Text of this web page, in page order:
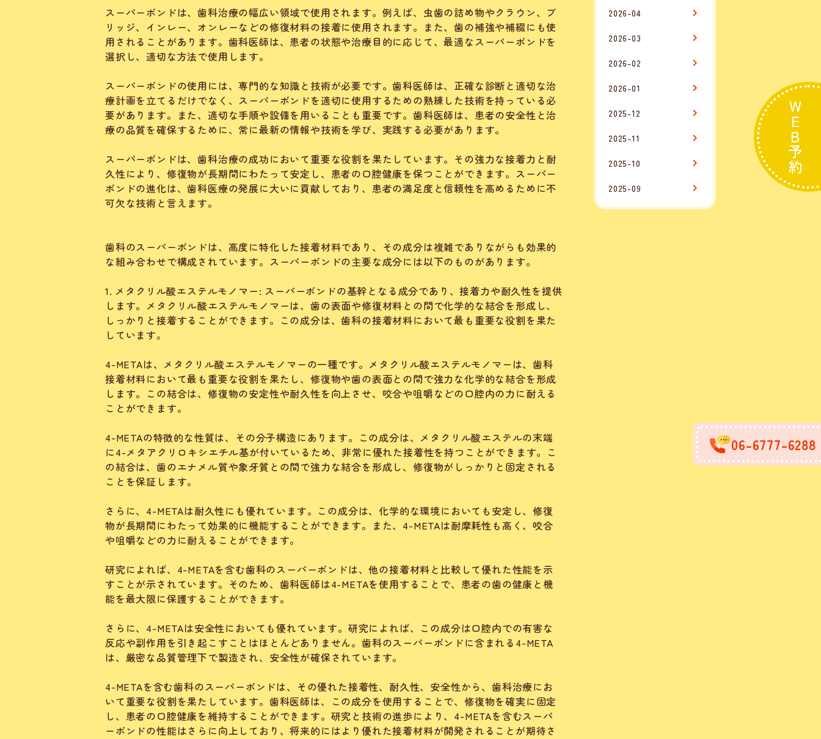
WEB予約
06-6777-6288
スーパーボンドは、歯科治療の幅広い領域で使用されます。例えば、虫歯の詰め物やクラウン、ブ
リッジ、インレー、オンレーなどの修復材料の接着に使用されます。また、歯の補強や補綴にも使
用されることがあります。歯科医師は、患者の状態や治療目的に応じて、最適なスーパーボンドを
選択し、適切な方法で使用します。
スーパーボンドの使用には、専門的な知識と技術が必要です。歯科医師は、正確な診断と適切な治
療計画を立てるだけでなく、スーパーボンドを適切に使用するための熟練した技術を持っている必
要があります。また、適切な手順や設備を用いることも重要です。歯科医師は、患者の安全性と治
療の品質を確保するために、常に最新の情報や技術を学び、実践する必要があります。
スーパーボンドは、歯科治療の成功において重要な役割を果たしています。その強力な接着力と耐
久性により、修復物が長期間にわたって安定し、患者の口腔健康を保つことができます。スーパー
ボンドの進化は、歯科医療の発展に大いに貢献しており、患者の満足度と信頼性を高めるために不
可欠な技術と言えます。
歯科のスーパーボンドは、高度に特化した接着材料であり、その成分は複雑でありながらも効果的
な組み合わせで構成されています。スーパーボンドの主要な成分には以下のものがあります。
1. メタクリル酸エステルモノマー: スーパーボンドの基幹となる成分であり、接着力や耐久性を提供
します。メタクリル酸エステルモノマーは、歯の表面や修復材料との間で化学的な結合を形成し、
しっかりと接着することができます。この成分は、歯科の接着材料において最も重要な役割を果た
しています。
4-METAは、メタクリル酸エステルモノマーの一種です。メタクリル酸エステルモノマーは、歯科
接着材料において最も重要な役割を果たし、修復物や歯の表面との間で強力な化学的な結合を形成
します。この結合は、修復物の安定性や耐久性を向上させ、咬合や咀嚼などの口腔内の力に耐える
ことができます。
4-METAの特徴的な性質は、その分子構造にあります。この成分は、メタクリル酸エステルの末端
に4-メタアクリロキシエチル基が付いているため、非常に優れた接着性を持つことができます。こ
の結合は、歯のエナメル質や象牙質との間で強力な結合を形成し、修復物がしっかりと固定される
ことを保証します。
さらに、4-METAは耐久性にも優れています。この成分は、化学的な環境においても安定し、修復
物が長期間にわたって効果的に機能することができます。また、4-METAは耐摩耗性も高く、咬合
や咀嚼などの力に耐えることができます。
研究によれば、4-METAを含む歯科のスーパーボンドは、他の接着材料と比較して優れた性能を示
すことが示されています。そのため、歯科医師は4-METAを使用することで、患者の歯の健康と機
能を最大限に保護することができます。
さらに、4-METAは安全性においても優れています。研究によれば、この成分は口腔内での有害な
反応や副作用を引き起こすことはほとんどありません。歯科のスーパーボンドに含まれる4-META
は、厳密な品質管理下で製造され、安全性が確保されています。
4-METAを含む歯科のスーパーボンドは、その優れた接着性、耐久性、安全性から、歯科治療にお
いて重要な役割を果たしています。歯科医師は、この成分を使用することで、修復物を確実に固定
し、患者の口腔健康を維持することができます。研究と技術の進歩により、4-METAを含むスーパ
ーボンドの性能はさらに向上しており、将来的にはより優れた接着材料が開発されることが期待さ
2026-04
2026-03
2026-02
2026-01
2025-12
2025-11
2025-10
2025-09